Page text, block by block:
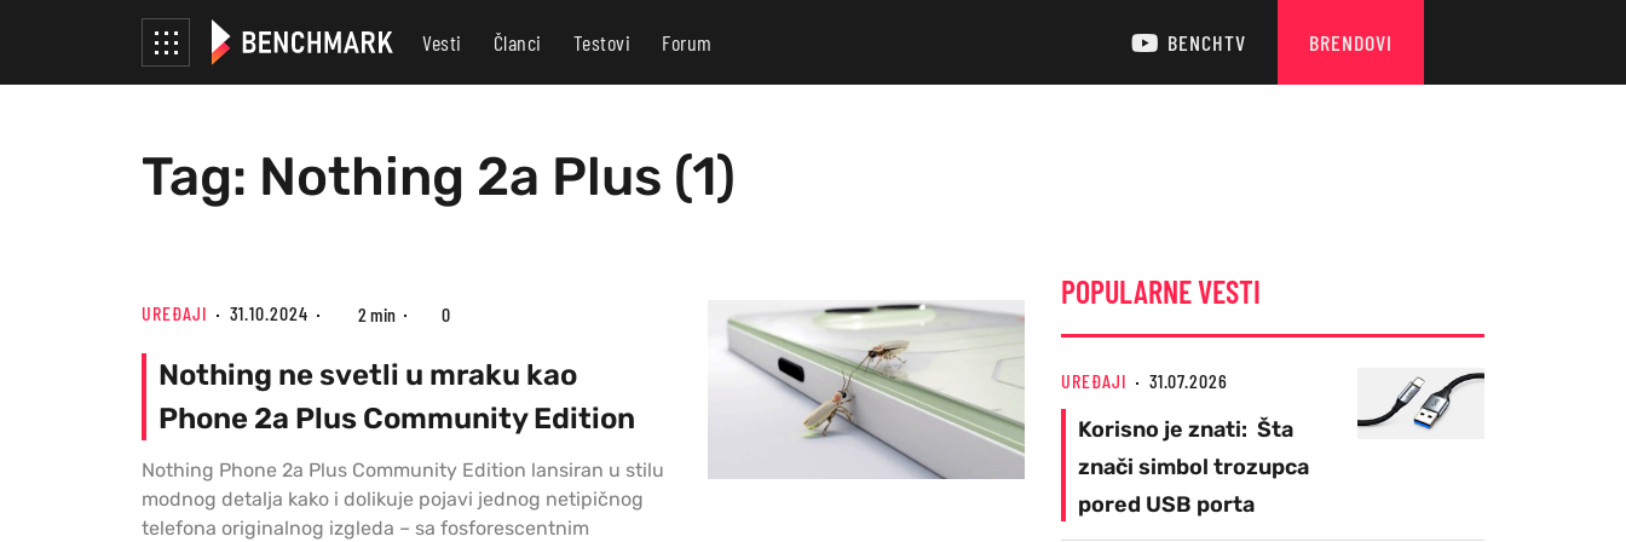
Vesti Članci Testovi Forum BENCHTV BRENDOVI
Tag: Nothing 2a Plus (1)
UREĐAJI 31.10.2024 2 min 0
Nothing ne svetli u mraku kao
Phone 2a Plus Community Edition
Nothing Phone 2a Plus Community Edition lansiran u stilu
modnog detalja kako i dolikuje pojavi jednog netipičnog
telefona originalnog izgleda – sa fosforescentnim
POPULARNE VESTI
UREĐAJI 31.07.2026
Korisno je znati: Šta
znači simbol trozupca
pored USB porta